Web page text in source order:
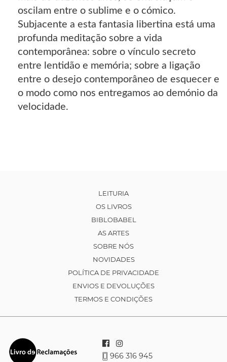
oscilam entre o sublime e o cómico.
Subjacente a esta fantasia libertina está uma
profunda meditação sobre a vida
contemporânea: sobre o vínculo secreto
entre lentidão e memória; sobre a ligação
entre o desejo contemporâneo de esquecer e
o modo como nos entregamos ao demónio da
velocidade.
LEITURIA
OS LIVROS
BIBLOBABEL
AS ARTES
SOBRE NÓS
NOVIDADES
POLÍTICA DE PRIVACIDADE
ENVIOS E DEVOLUÇÕES
TERMOS E CONDIÇÕES
966 316 945